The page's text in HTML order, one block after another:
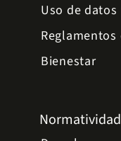
Uso de
Bienestar